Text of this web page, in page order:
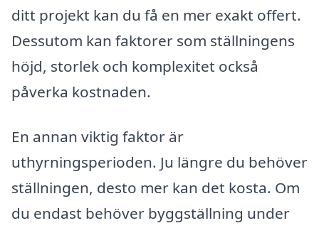
ditt projekt kan du få en mer exakt offert.
Dessutom kan faktorer som ställningens
höjd, storlek och komplexitet också
påverka kostnaden.
En annan viktig faktor är
uthyrningsperioden. Ju längre du behöver
ställningen, desto mer kan det kosta. Om
du endast behöver byggställning under